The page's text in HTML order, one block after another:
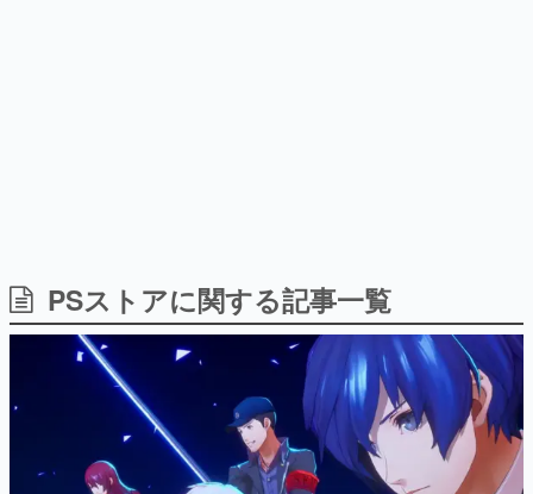
ゲーム開発者・hamatsu氏がゲームの魅力を画面や操作の
具体的な形から解き明かしていく、硬派で骨太な評論連載
です。
ゲームが変えた日本語
「経験値」「裏技」「ラスボス」… ゲームにまつわる言葉
の起源や用法の変遷を、コンピューター文化史研究家・タ
イニーP氏が徹底調査。
カテゴリ
PSストアに関する記事一覧